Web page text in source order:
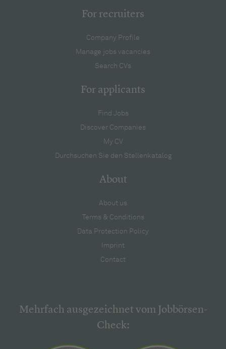
For recruiters
Company Profile
Manage jobs vacancies
Search CVs
For applicants
Find Jobs
Discover Companies
My CV
Durchsuchen Sie den Stellenkatalog
About
About us
Terms & Conditions
Data Protection Policy
Imprint
Contact
Mehrfach ausgezeichnet vom Jobbörsen-
Check: